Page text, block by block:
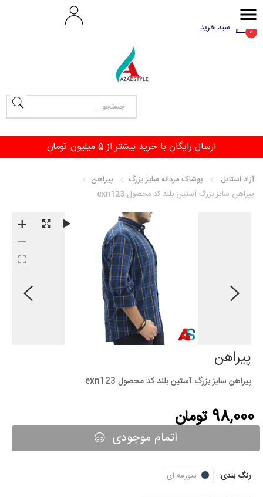
0 سبد خرید
ارسال رایگان با خرید بیشتر از 5 میلیون تومان
آزاد استایل پوشاک مردانه سایز بزرگ
پیراهن
پیراهن سایز بزرگ آستین بلند کد محصول exn123
پیراهن
پیراهن سایز بزرگ آستین بلند کد محصول exn123
98,000 تومان
اتمام موجودی
رنگ بندی: سورمه ای